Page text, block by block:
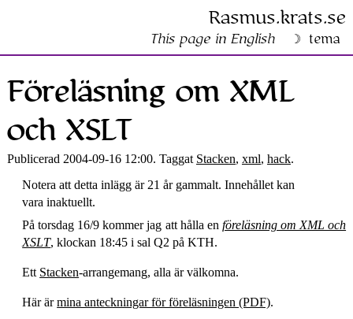
Rasmus​.krats​.se
This page in English tema
Föreläsning om XML
och XSLT
Publicerad 2004-09-16 12:00. Taggat Stacken, xml, hack.
Notera att detta inlägg är 21 år gammalt. Innehållet kan
vara inaktuellt.
På torsdag 16/9 kommer jag att hålla en föreläsning om XML och
XSLT, klockan 18:45 i sal Q2 påKTH.
Ett Stacken-arrangemang, alla är välkomna.
Här ärmina anteckningar för föreläsningen (PDF).